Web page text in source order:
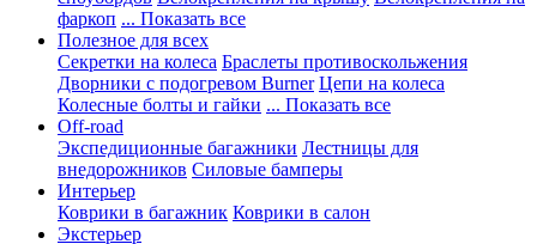
фаркоп ... Показать все
Полезное для всех
Секретки на колеса Браслеты противоскольжения
Дворники с подогревом Burner Цепи на колеса
Колесные болты и гайки ... Показать все
Off-road
Экспедиционные багажники Лестницы для
внедорожников Силовые бамперы
Интерьер
Коврики в багажник Коврики в салон
Экстерьер